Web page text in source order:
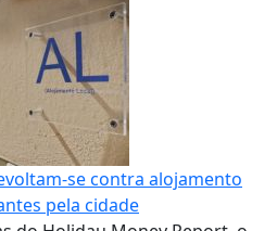
se contra alojamento
pela cidade